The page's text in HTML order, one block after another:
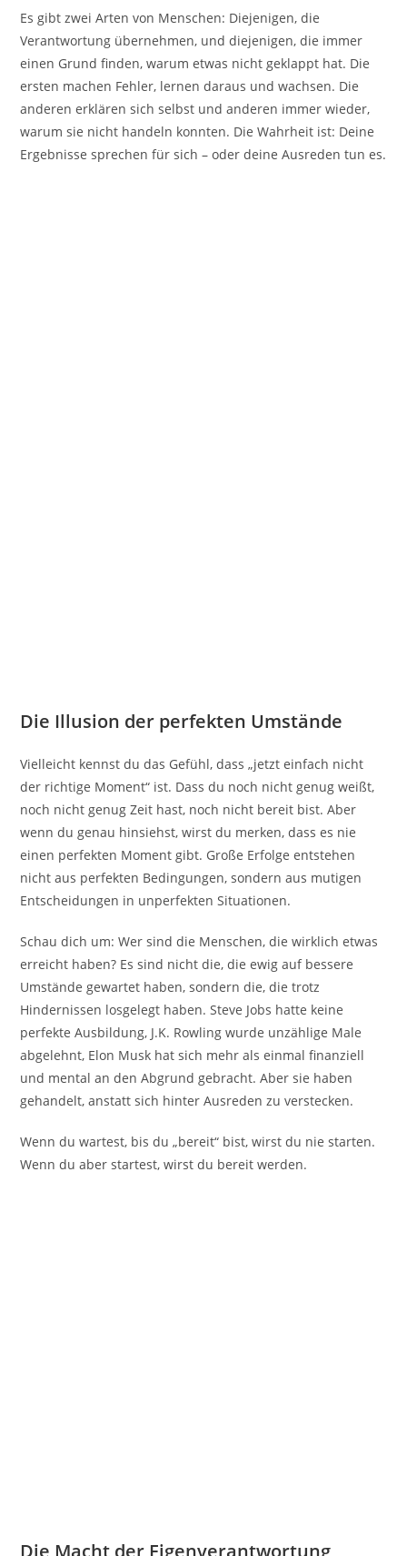
Es gibt zwei Arten von Menschen: Diejenigen, die
Verantwortung übernehmen, und diejenigen, die immer
einen Grund finden, warum etwas nicht geklappt hat. Die
ersten machen Fehler, lernen daraus und wachsen. Die
anderen erklären sich selbst und anderen immer wieder,
warum sie nicht handeln konnten. Die Wahrheit ist: Deine
Ergebnisse sprechen für sich – oder deine Ausreden tun es.
Die Illusion der perfekten Umstände
Vielleicht kennst du das Gefühl, dass „jetzt einfach nicht
der richtige Moment“ ist. Dass du noch nicht genug weißt,
noch nicht genug Zeit hast, noch nicht bereit bist. Aber
wenn du genau hinsiehst, wirst du merken, dass es nie
einen perfekten Moment gibt. Große Erfolge entstehen
nicht aus perfekten Bedingungen, sondern aus mutigen
Entscheidungen in unperfekten Situationen.
Schau dich um: Wer sind die Menschen, die wirklich etwas
erreicht haben? Es sind nicht die, die ewig auf bessere
Umstände gewartet haben, sondern die, die trotz
Hindernissen losgelegt haben. Steve Jobs hatte keine
perfekte Ausbildung, J.K. Rowling wurde unzählige Male
abgelehnt, Elon Musk hat sich mehr als einmal finanziell
und mental an den Abgrund gebracht. Aber sie haben
gehandelt, anstatt sich hinter Ausreden zu verstecken.
Wenn du wartest, bis du „bereit“ bist, wirst du nie starten.
Wenn du aber startest, wirst du bereit werden.
Die Macht der Eigenverantwortung